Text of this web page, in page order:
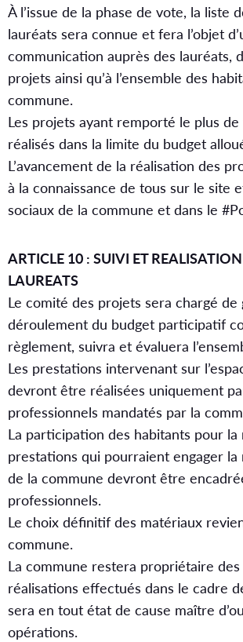
À l’issue de la phase de vote, la liste
lauréats sera connue et fera l’objet
communication auprès des lauréats,
projets ainsi qu’à l’ensemble des
commune.
Les projets ayant remporté le plus
réalisés dans la limite du budget
L’avancement de la réalisation des
à la connaissance de tous sur le site
sociaux de la commune et dans le
ARTICLE 10 : SUIVI ET
LAUREATS
Le comité des projets sera chargé de
déroulement du budget participatif
règlement, suivra et évaluera
Les prestations intervenant sur
devront être réalisées uniquement
professionnels mandatés par la
La participation des habitants pour la
prestations qui pourraient engager la
de la commune devront être
professionnels.
Le choix définitif des matériaux
commune.
La commune restera propriétaire des
réalisations effectués dans le cadre
sera en tout état de cause maître
opérations.